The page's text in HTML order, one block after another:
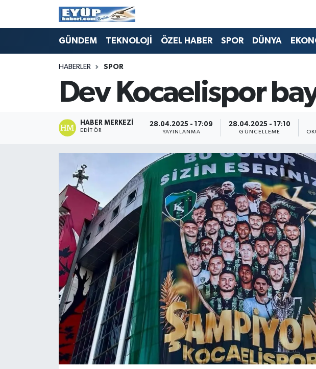
GÜNDEM TEKNOLOJİ ÖZEL HABER SPOR DÜNYA
HABERLER SPOR
Dev Kocaelispor
HABER MERKEZI
EDITÖR
28.04.2025 - 17:09
YAYINLANMA
28.04.2025 - 17:10
GÜNCELLEME